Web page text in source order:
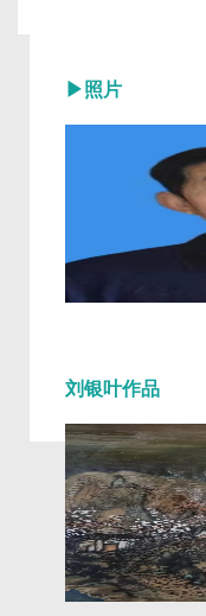
▶照片
刘银叶作品